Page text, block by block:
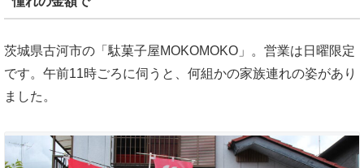
茨城県古河市の「駄菓子屋MOKOMOKO」。営業は日曜限定
です。午前11時ごろに伺うと、何組かの家族連れの姿があり
ました。